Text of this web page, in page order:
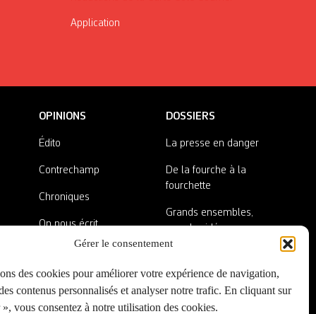
Gérer le consentement
des cookies pour améliorer votre expérience de navigation,
contenus personnalisés et analyser notre trafic. En cliquant sur
vous consentez à notre utilisation des cookies.
Application
OPINIONS
Édito
Contrechamp
Chroniques
On nous écrit
A côté de la plaque
DOSSIERS
La presse en danger
De la fourche à la
fourchette
Grands ensembles,
grandes idées